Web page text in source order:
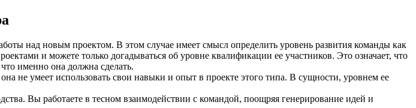
над новым проектом. В этом случае имеет смысл определить уровень развития команды как
и можете только догадываться об уровне квалификации ее участников. Это означает, что
именно она должна сделать.
не умеет использовать свои навыки и опыт в проекте этого типа. В сущности, уровнем ее
Вы работаете в тесном взаимодействии с командой, поощряя генерирование идей и